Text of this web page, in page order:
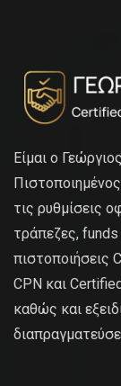
Είμαι ο
τις ρυθμίσεις
τράπεζες,
CPN και
καθώς και